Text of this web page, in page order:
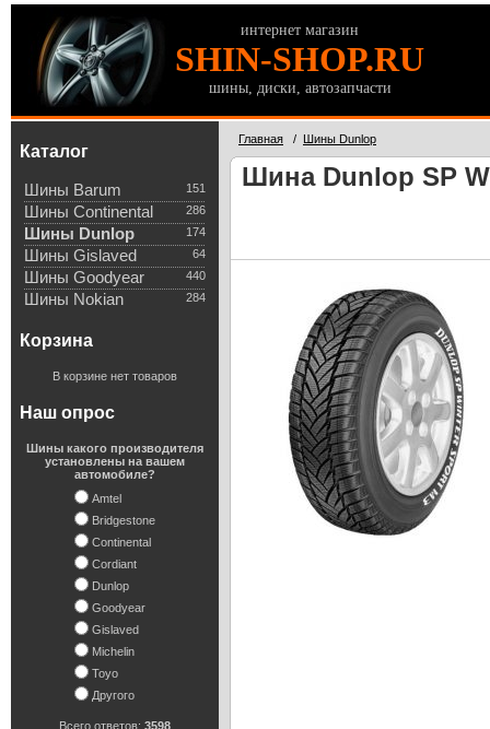
интернет магазин
SHIN-SHOP.RU
шины, диски, автозапчасти
Каталог
151
Шины Barum
286
Шины Continental
174
Шины Dunlop
64
Шины Gislaved
440
Шины Goodyear
284
Шины Nokian
Корзина
В корзине нет товаров
Наш опрос
Шины какого производителя
установлены на вашем
автомобиле?
Amtel
Bridgestone
Continental
Cordiant
Dunlop
Goodyear
Gislaved
Michelin
Toyo
Другого
Всего ответов: 3598
Главная / Шины Dunlop
Шина Dunlop SP